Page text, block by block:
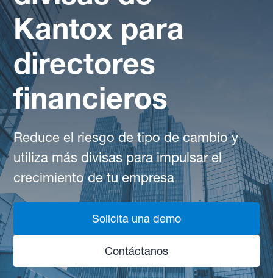
Kantox para
directores
financieros
Reduce el riesgo de tipo de cambio y
utiliza más divisas para impulsar el
crecimiento de tu empresa
Solicita una demo
Contáctanos